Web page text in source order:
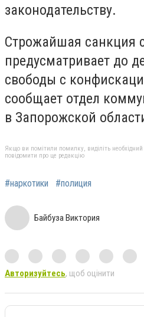
законодательству.
Строжайшая санкция
предусматривает до
свободы с
сообщает отдел
в Запорожской
Якщо ви помітили помилку, виділіть
повідомити про це редакцію
#наркотики #полиция
Байбуза Виктория
Авторизуйтесь, щоб оцінити